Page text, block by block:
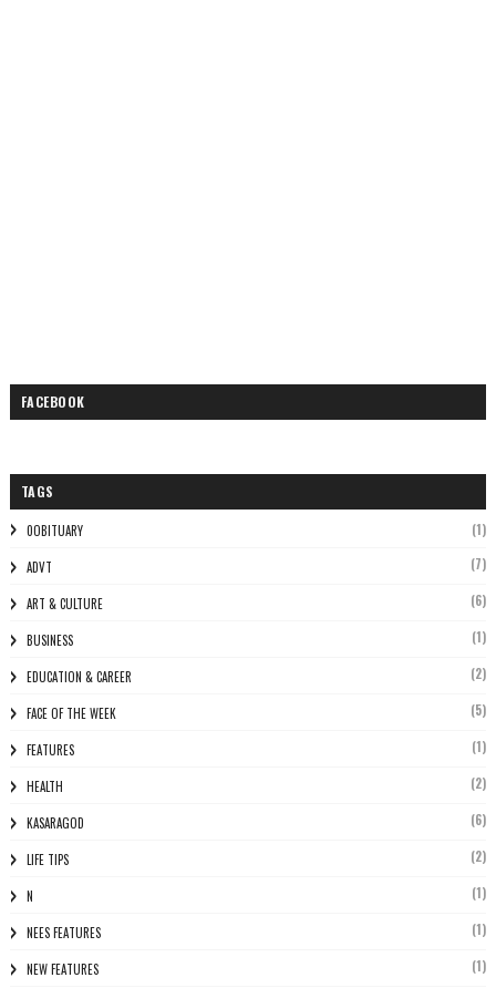
FACEBOOK
TAGS
0OBITUARY (1)
ADVT (7)
ART & CULTURE (6)
BUSINESS (1)
EDUCATION & CAREER (2)
FACE OF THE WEEK (5)
FEATURES (1)
HEALTH (2)
KASARAGOD (6)
LIFE TIPS (2)
N (1)
NEES FEATURES (1)
NEW FEATURES (1)